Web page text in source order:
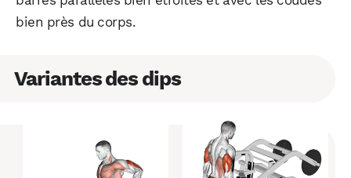
bien près du corps.
Variantes des dips